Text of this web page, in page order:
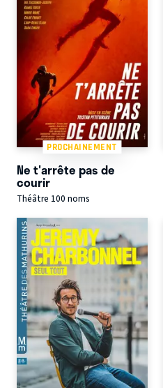
PROCHAINEMENT
Ne t'arrête pas de
courir
Théâtre 100 noms